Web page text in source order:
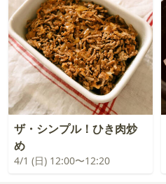
ザ・シンプル！ひき肉炒
め
4/1 (日) 12:00〜12:20